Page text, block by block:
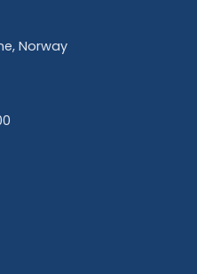
Norway